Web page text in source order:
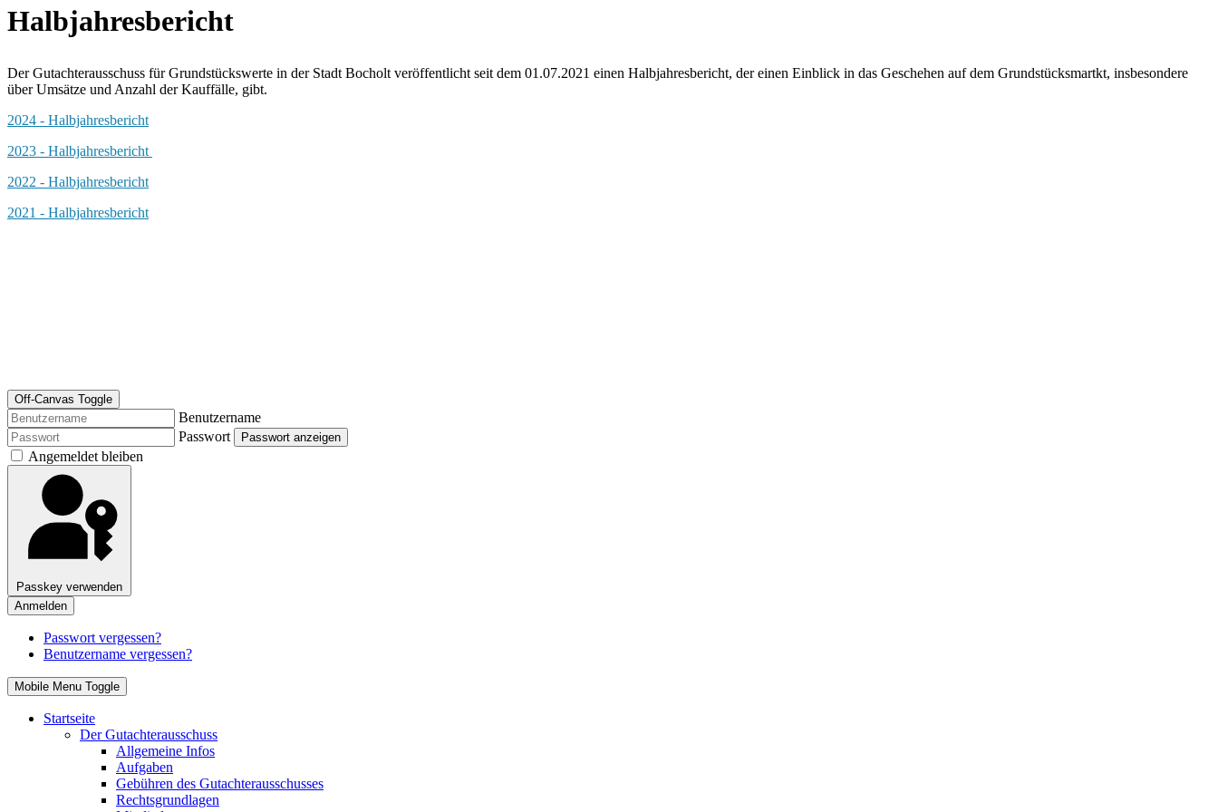
Halbjahresbericht
Der Gutachterausschuss für Grundstückswerte in der Stadt Bocholt veröffentlicht seit dem 01.07.2021 einen Halbjahresbericht, der einen Einblick in das Geschehen auf dem Grundstücksmartkt, insbesondere
über Umsätze und Anzahl der Kauffälle, gibt.
2024 - Halbjahresbericht
2023 - Halbjahresbericht
2022 - Halbjahresbericht
2021 - Halbjahresbericht
Off-Canvas Toggle
Benutzername
Passwort
Passwort anzeigen
Angemeldet bleiben
Passkey verwenden
Anmelden
Passwort vergessen?
Benutzername vergessen?
Mobile Menu Toggle
Startseite
Der Gutachterausschuss
Allgemeine Infos
Aufgaben
Gebühren des Gutachterausschusses
Rechtsgrundlagen